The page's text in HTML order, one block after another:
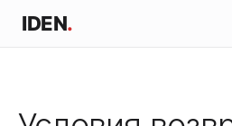
IDEN.